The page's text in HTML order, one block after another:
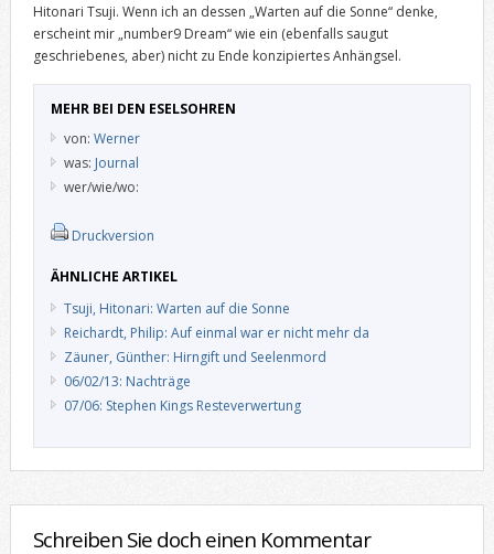
Hitonari Tsuji. Wenn ich an dessen „Warten auf die Sonne“ denke,
erscheint mir „number9 Dream“ wie ein (ebenfalls saugut
geschriebenes, aber) nicht zu Ende konzipiertes Anhängsel.
MEHR BEI DEN ESELSOHREN
von: Werner
was: Journal
wer/wie/wo:
Druckversion
ÄHNLICHE ARTIKEL
Tsuji, Hitonari: Warten auf die Sonne
Reichardt, Philip: Auf einmal war er nicht mehr da
Zäuner, Günther: Hirngift und Seelenmord
06/02/13: Nachträge
07/06: Stephen Kings Resteverwertung
Schreiben Sie doch einen Kommentar